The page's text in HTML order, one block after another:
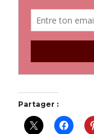
Partager :